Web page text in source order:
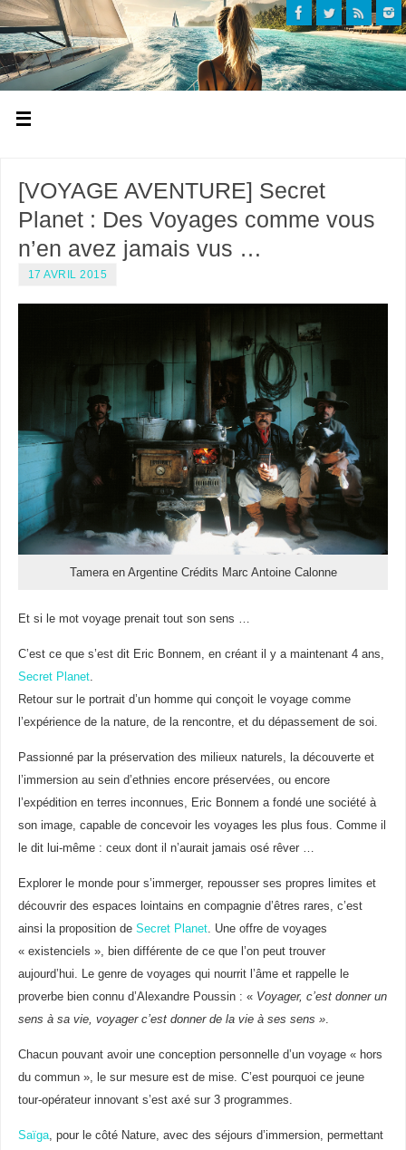
[VOYAGE AVENTURE] Secret
Planet : Des Voyages comme vous
n’en avez jamais vus …
17 AVRIL 2015
Tamera en Argentine Crédits Marc Antoine Calonne
Et si le mot voyage prenait tout son sens …
C’est ce que s’est dit Eric Bonnem, en créant il y a maintenant 4 ans,
Secret Planet.
Retour sur le portrait d’un homme qui conçoit le voyage comme
l’expérience de la nature, de la rencontre, et du dépassement de soi.
Passionné par la préservation des milieux naturels, la découverte et
l’immersion au sein d’ethnies encore préservées, ou encore
l’expédition en terres inconnues, Eric Bonnem a fondé une société à
son image, capable de concevoir les voyages les plus fous. Comme il
le dit lui-même : ceux dont il n’aurait jamais osé rêver …
Explorer le monde pour s’immerger, repousser ses propres limites et
découvrir des espaces lointains en compagnie d’êtres rares, c’est
ainsi la proposition de Secret Planet. Une offre de voyages
« existenciels », bien différente de ce que l’on peut trouver
aujourd’hui. Le genre de voyages qui nourrit l’âme et rappelle le
proverbe bien connu d’Alexandre Poussin : « Voyager, c’est donner un
sens à sa vie, voyager c’est donner de la vie à ses sens ».
Chacun pouvant avoir une conception personnelle d’un voyage « hors
du commun », le sur mesure est de mise. C’est pourquoi ce jeune
tour-opérateur innovant s’est axé sur 3 programmes.
Saïga, pour le côté Nature, avec des séjours d’immersion, permettant